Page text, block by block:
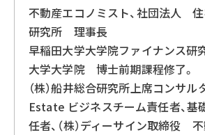
不動産エコノミスト、社団法人 住
研究所 理事長
早稲田大学大学院ファイナンス研
大学大学院 博士前期課程修了。
（株）船井総合研究所上席コンサル
Estate ビジネスチーム責任者、基
任者、（株）ディーサイン取締役